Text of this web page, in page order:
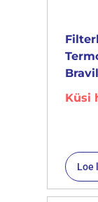
Küsi
Loe